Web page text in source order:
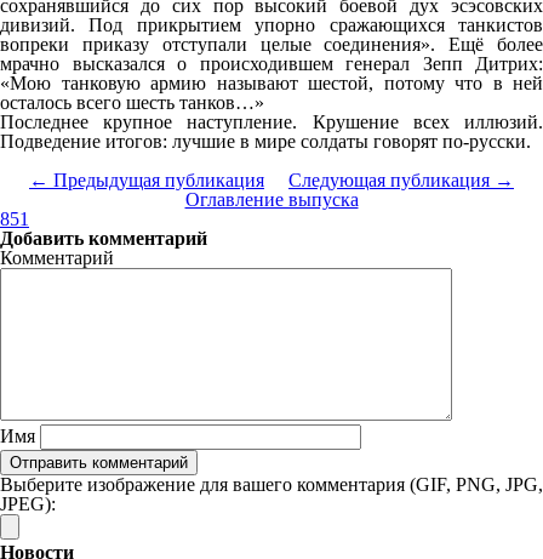
сохранявшийся до сих пор высокий боевой дух эсэсовских
дивизий. Под прикрытием упорно сражающихся танкистов
вопреки приказу отступали целые соединения». Ещё более
мрачно высказался о происходившем генерал Зепп Дитрих:
«Мою танковую армию называют шестой, потому что в ней
осталось всего шесть танков…»
Последнее крупное наступление. Крушение всех иллюзий.
Подведение итогов: лучшие в мире солдаты говорят по-русски.
← Предыдущая публикация
Следующая публикация →
Оглавление выпуска
851
Добавить комментарий
Комментарий
Имя
Выберите изображение для вашего комментария (GIF, PNG, JPG,
JPEG):
Новости